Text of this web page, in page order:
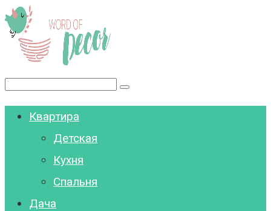
Перейти
к
контенту
Поиск:
Квартира
Детская
Кухня
Спальня
Дача